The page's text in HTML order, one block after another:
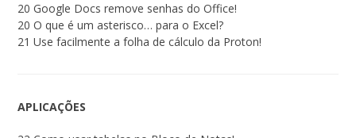
20 Google Docs remove senhas do Office!
20 O que é um asterisco… para o Excel?
21 Use facilmente a folha de cálculo da Proton!
APLICAÇÕES